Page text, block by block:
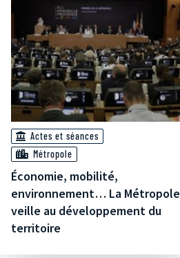
Actes et séances
Métropole
Économie, mobilité,
environnement… La Métropole
veille au développement du
territoire